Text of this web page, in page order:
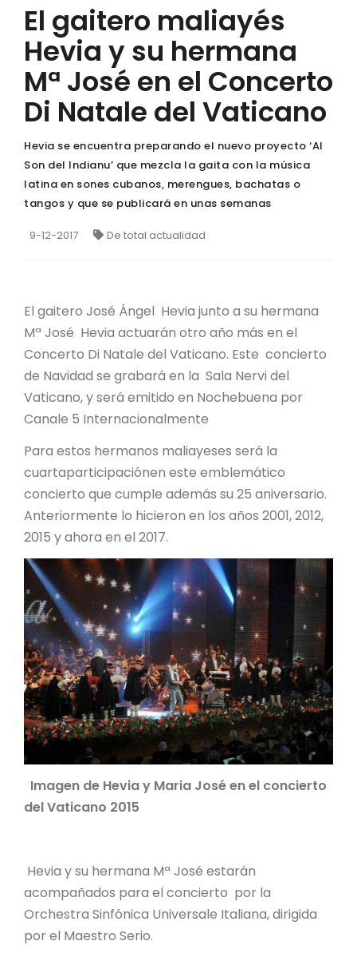
El gaitero maliayés
Hevia y su hermana
Mª José en el Concerto
Di Natale del Vaticano
Hevia se encuentra preparando el nuevo proyecto ‘Al
Son del Indianu’ que mezcla la gaita con la música
latina en sones cubanos, merengues, bachatas o
tangos y que se publicará en unas semanas
9-12-2017 De total actualidad
El gaitero José Ángel Hevia junto a su hermana
Mª José Hevia actuarán otro año más en el
Concerto Di Natale del Vaticano. Este concierto
de Navidad se grabará en la Sala Nervi del
Vaticano, y será emitido en Nochebuena por
Canale 5 Internacionalmente
Para estos hermanos maliayeses será la
cuartaparticipaciónen este emblemático
concierto que cumple además su 25 aniversario.
Anteriormente lo hicieron en los años 2001, 2012,
2015 y ahora en el 2017.
Imagen de Hevia y Maria José en el concierto
del Vaticano 2015
Hevia y su hermana Mª José estarán
acompañados para el concierto por la
Orchestra Sinfónica Universale Italiana, dirigida
por el Maestro Serio.